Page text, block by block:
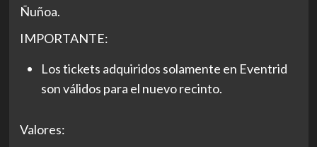
Ñuñoa.
IMPORTANTE:
Los tickets adquiridos solamente en Eventrid
son válidos para el nuevo recinto.
Valores: